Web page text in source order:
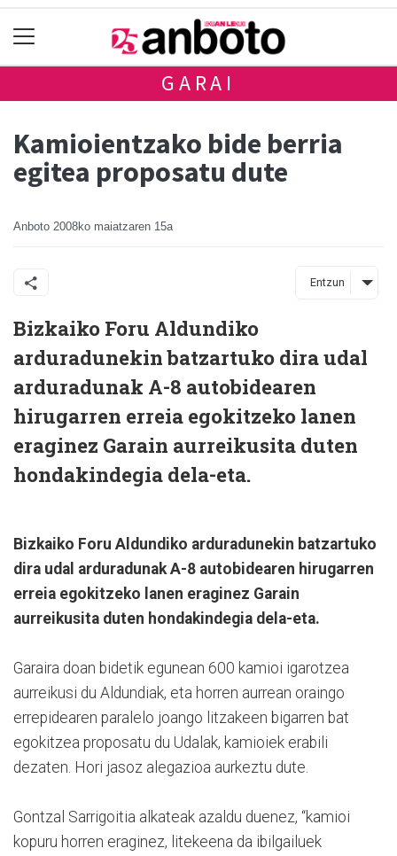
GARAI
Kamioientzako bide berria
egitea proposatu dute
Anboto 2008ko maiatzaren 15a
Entzun
Bizkaiko Foru Aldundiko
arduradunekin batzartuko dira udal
arduradunak A-8 autobidearen
hirugarren erreia egokitzeko lanen
eraginez Garain aurreikusita duten
hondakindegia dela-eta.
Bizkaiko Foru Aldundiko arduradunekin batzartuko
dira udal arduradunak A-8 autobidearen hirugarren
erreia egokitzeko lanen eraginez Garain
aurreikusita duten hondakindegia dela-eta.
Garaira doan bidetik egunean 600 kamioi igarotzea
aurreikusi du Aldundiak, eta horren aurrean oraingo
errepidearen paralelo joango litzakeen bigarren bat
egokitzea proposatu du Udalak, kamioiek erabili
dezaten. Hori jasoz alegazioa aurkeztu dute.
Gontzal Sarrigoitia alkateak azaldu duenez, “kamioi
kopuru horren eraginez, litekeena da ibilgailuek